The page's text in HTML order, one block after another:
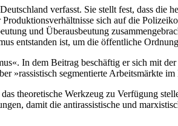
verfasst. Sie stellt fest, dass
sich auf die
und Überausbeutung
entstanden ist, um die öffentliche
In dem Beitrag beschäftig er sich mit
»rassistisch segmentierte Arbeitsmärkte
theoretische Werkzeug zu Verfügung
damit die antirassistische und